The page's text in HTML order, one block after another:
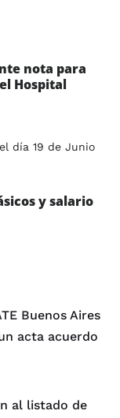
nota para
Hospital
día 19 de Junio
y salario
Buenos Aires
acta acuerdo
al listado de